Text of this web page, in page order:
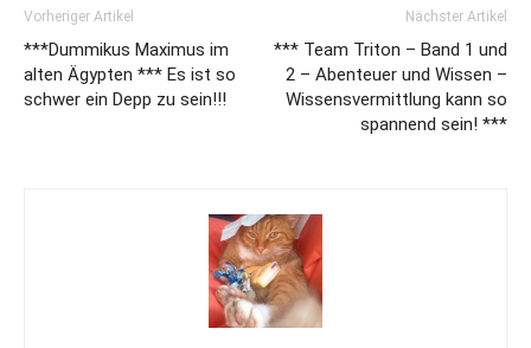
Vorheriger Artikel
***Dummikus Maximus im
alten Ägypten *** Es ist so
schwer ein Depp zu sein!!!
Nächster Artikel
*** Team Triton – Band 1 und
2 – Abenteuer und Wissen –
Wissensvermittlung kann so
spannend sein! ***